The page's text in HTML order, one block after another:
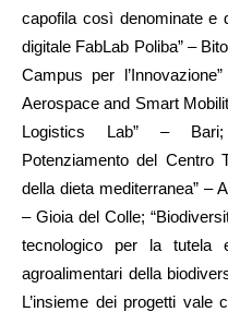
capofila così denominate e
digitale FabLab Poliba” –
Campus per
Aerospace and Smart
Logistics Lab” – Bari;
Potenziamento del Centro
della dieta mediterranea” –
– Gioia del Colle;
tecnologico per la tutela
agroalimentari della
L’insieme dei progetti vale